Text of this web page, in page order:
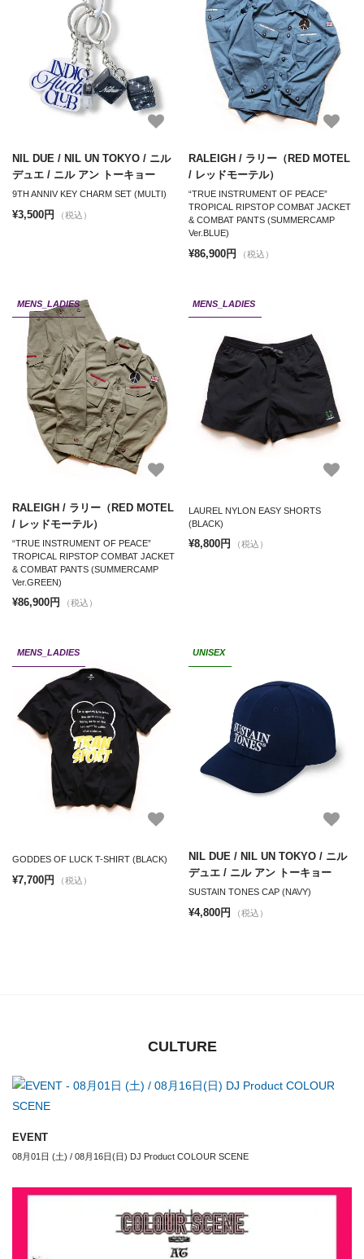
NIL DUE / NIL UN TOKYO / ニル
デュエ / ニル アン トーキョー
9TH ANNIV KEY CHARM SET (MULTI)
¥3,500円 （税込）
RALEIGH / ラリー（RED MOTEL
/ レッドモーテル）
“TRUE INSTRUMENT OF PEACE”
TROPICAL RIPSTOP COMBAT JACKET
& COMBAT PANTS (SUMMERCAMP
Ver.BLUE)
¥86,900円 （税込）
MENS_LADIES
RALEIGH / ラリー（RED MOTEL
/ レッドモーテル）
“TRUE INSTRUMENT OF PEACE”
TROPICAL RIPSTOP COMBAT JACKET
& COMBAT PANTS (SUMMERCAMP
Ver.GREEN)
¥86,900円 （税込）
MENS_LADIES
LAUREL NYLON EASY SHORTS
(BLACK)
¥8,800円 （税込）
MENS_LADIES
GODDES OF LUCK T-SHIRT (BLACK)
¥7,700円 （税込）
UNISEX
NIL DUE / NIL UN TOKYO / ニル
デュエ / ニル アン トーキョー
SUSTAIN TONES CAP (NAVY)
¥4,800円 （税込）
CULTURE
EVENT
08月01日 (土) / 08月16日(日) DJ Product COLOUR SCENE